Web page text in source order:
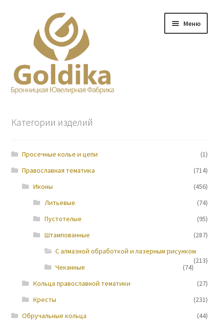
навигации
содержимому
Меню
Прайс-лист
Контакты
Новости
Категории изделий
Просечные колье и цепи
(1)
Православная тематика
(714)
Иконы
(456)
Литьевые
(74)
Пустотелые
(95)
Штампованные
(287)
С алмазной обработкой и лазерным рисунком
(213)
Чеканные
(74)
Кольца православной тематики
(27)
Кресты
(231)
Обручальные кольца
(44)